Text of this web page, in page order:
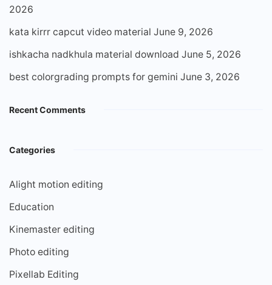
2026
kata kirrr capcut video material June 9, 2026
ishkacha nadkhula material download June 5, 2026
best colorgrading prompts for gemini June 3, 2026
Recent Comments
Categories
Alight motion editing
Education
Kinemaster editing
Photo editing
Pixellab Editing